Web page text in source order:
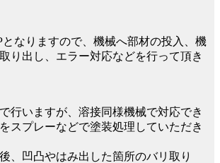
となりますので、機械へ部材の投入、機
り出し、エラー対応などを行って頂き
行いますが、溶接同様機械で対応でき
スプレーなどで塗装処理していただき
、凹凸やはみ出した箇所のバリ取り